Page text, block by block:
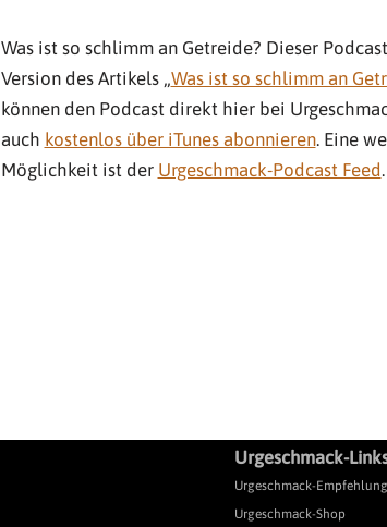
-
P
l
a
y
Was ist so schlimm an Getreide? Dieser
Version des Artikels „Was ist so schlimm an
können den Podcast direkt hier bei
auch kostenlos über iTunes abonnieren. Eine
Möglichkeit ist der Urgeschmack-Podcast Feed.
Urgeschmack-
Urgeschmack-
Urgeschmack-Shop